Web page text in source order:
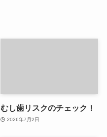
むし歯リスクのチェック！
2026年7月2日